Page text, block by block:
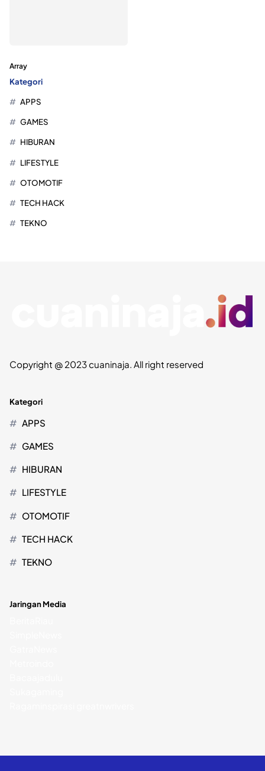
Array
Kategori
APPS
GAMES
HIBURAN
LIFESTYLE
OTOMOTIF
TECH HACK
TEKNO
Copyright @ 2023 cuaninaja. All right reserved
Kategori
APPS
GAMES
HIBURAN
LIFESTYLE
OTOMOTIF
TECH HACK
TEKNO
Jaringan Media